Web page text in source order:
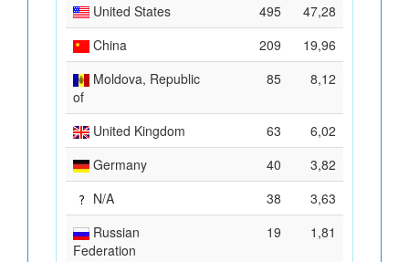
United States
495
47,28
China
209
19,96
Moldova, Republic
of
85 8,12
United Kingdom 63
6,02
Germany
40
3,82
N/A
38
3,63
Russian
Federation
19 1,81